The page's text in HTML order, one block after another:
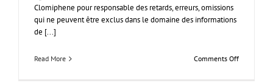
Clomiphene pour responsable des retards, erreurs, omissions
qui ne peuvent être exclus dans le domaine des informations
de [...]
Read More Comments Offon